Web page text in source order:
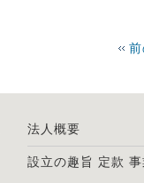
法人概要
設立の趣旨 定款